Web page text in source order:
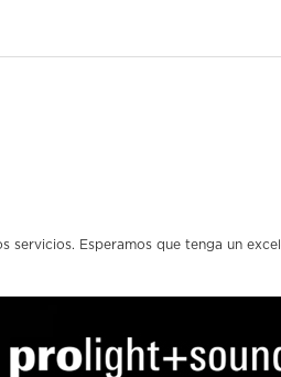
Esperamos que tenga un